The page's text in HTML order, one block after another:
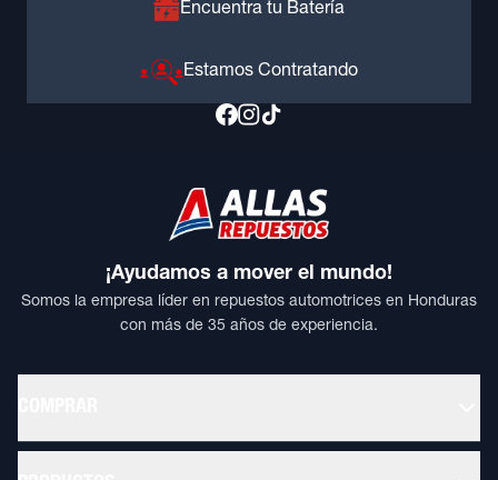
Encuentra tu Batería
Estamos Contratando
¡Ayudamos a mover el mundo!
Somos la empresa líder en repuestos automotrices en Honduras
con más de 35 años de experiencia.